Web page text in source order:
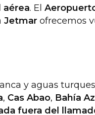
. El
Jetmarofrecemos
y aguas
, Cas Abao, Bahía
fuera del